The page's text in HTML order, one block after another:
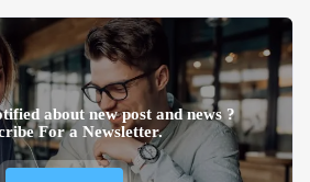
about new post and news ?
For a Newsletter.